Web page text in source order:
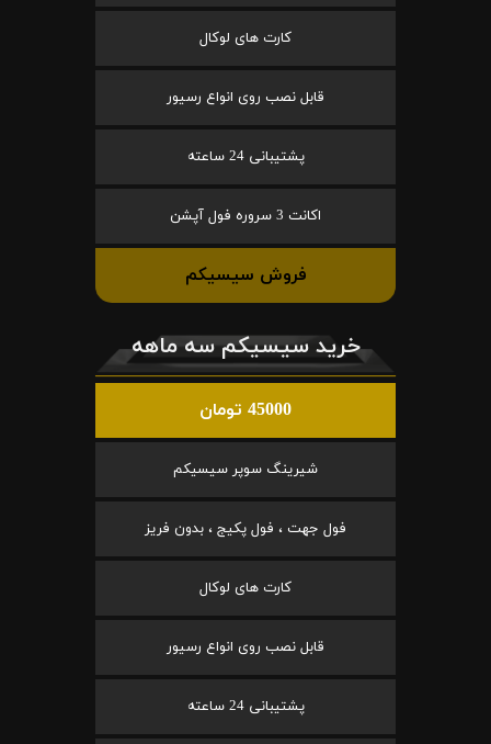
کارت های لوکال
قابل نصب روی انواع رسیور
پشتیبانی 24 ساعته
اکانت 3 سروره فول آپشن
فروش سیسیکم
خرید سیسیکم سه ماهه
45000 تومان
شیرینگ سوپر سیسیکم
فول جهت ، فول پکیج ، بدون فریز
کارت های لوکال
قابل نصب روی انواع رسیور
پشتیبانی 24 ساعته